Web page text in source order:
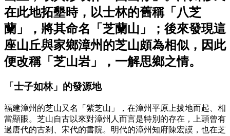
在此地拓墾時，以士林的舊稱「八芝
蘭」，將其命名「芝蘭山」；後來發現這
座山丘與家鄉漳州的芝山頗為相似，因此
便改稱「芝山岩」，一解思鄉之情。
「士子如林」的發源地
福建漳州的芝山又名「紫芝山」，在漳州平原上拔地而起、相
當顯眼。芝山自古以來對漳州人而言是特別的存在，上頭曾有
過唐代的古剎、宋代的書院。明代的漳州知府陳宏謨，也在芝